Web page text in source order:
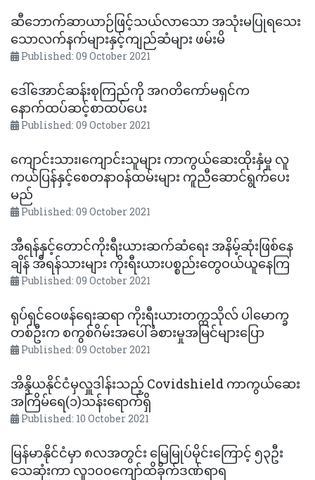
ဆီဘောက်ဆာယာဉ်ဖြင့်သယ်လာသော အသုံးမပြုရသေး
သောလက်နက်များနှင့်ကျည်ဆံများ ဖမ်းမိ
Published: 09 October 2021
ဒေါ်အောင်ဆန်းစုကြည်ကို အဂတိကော်မရှင်က
နောက်ထပ်ဆင့်စာထပ်ပေး
Published: 09 October 2021
ကျောင်းသား၊ကျောင်းသူများ ကာကွယ်ဆေးထိုးနှံမှု လူ
ကယ်ပြန်နှင့်စေတနာဝန်ထမ်းများ ကူညီဆောင်ရွက်ပေး
မည်
Published: 09 October 2021
အီရန်နှင့်တောင်ကိုးရီးယားဆက်ဆံရေး အနိမ့်ဆုံးဖြစ်နေ
ချိန် အီရန်သားများ ကိုးရီးယားပစ္စည်းတွေဝယ်ယူနေကြ
Published: 09 October 2021
ရုပ်ရှင်ဝေဖန်ရေးဆရာ ကိုးရီးယားတက္ကသိုလ် ပါမောက္ခ
တစ်ဦးက စကွစ်ဂိမ်းအပေါ်ခံစားမှုအမြင်များပြော
Published: 09 October 2021
အိန္ဒိယနိုင်ငံမှလှူဒါန်းသည့် Covidshield ကာကွယ်ဆေး
အကြိမ်ရေ(၁)သန်းရောက်ရှိ
Published: 10 October 2021
မြန်မာနိုင်ငံမှာ ၈လအတွင်း မြေမြုပ်မိုင်းကြောင့် ၅၃ဦး
သေဆုံးကာ လူ၁၀၀ကျော်ထိခိုက်ဒဏ်ရာရ